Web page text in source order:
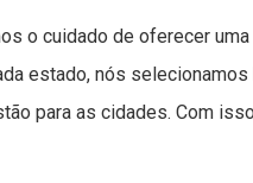
o cuidado de oferecer
estado, nós
para as cidades. Com